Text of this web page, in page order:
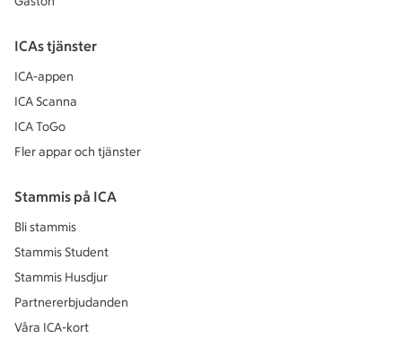
ICAs tjänster
ICA-appen
ICA Scanna
ICA ToGo
Fler appar och tjänster
Stammis på ICA
Bli stammis
Stammis Student
Stammis Husdjur
Partnererbjudanden
Våra ICA-kort